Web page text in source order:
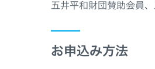
五井平和財団賛助会員
お申込み方法